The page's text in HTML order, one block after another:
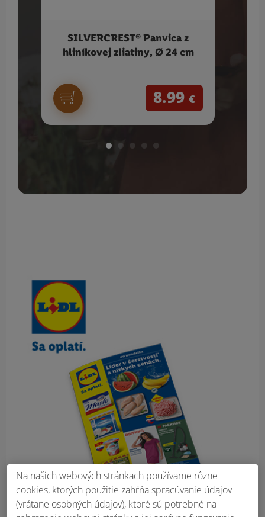
SILVERCREST® Panvica z
hliníkovej zliatiny, Ø 24 cm
8.99 €
Na našich webových stránkach používame rôzne
cookies, ktorých použitie zahŕňa spracúvanie údajov
(vrátane osobných údajov), ktoré sú potrebné na